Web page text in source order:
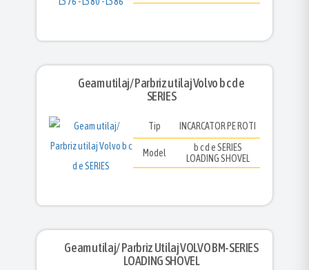
Geam utilaj/ Parbriz utilaj Volvo b c d e
SERIES
Tip INCARCATOR PE ROTI
Model
b c d e SERIES
LOADING SHOVEL
Geam utilaj/ Parbriz Utilaj VOLVO BM-SERIES
LOADING SHOVEL